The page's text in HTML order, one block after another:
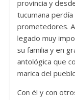
provincia y
tucumana
prometedores.
legado muy
su familia y en
antológica que
marica del
Con él y con